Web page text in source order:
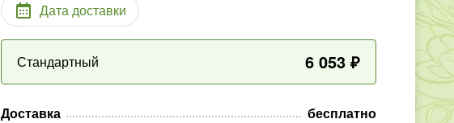
Дата доставки
Стандартный 6 053 ₽
Доставка бесплатно